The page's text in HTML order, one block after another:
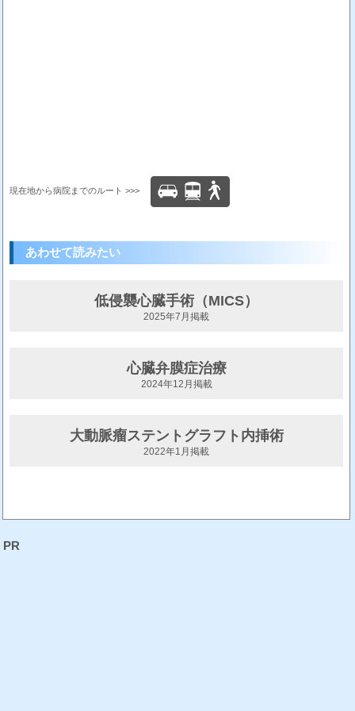
現在地から病院までのルート >>>
あわせて読みたい
低侵襲心臓手術（MICS）
2025年7月掲載
心臓弁膜症治療
2024年12月掲載
大動脈瘤ステントグラフト内挿術
2022年1月掲載
PR